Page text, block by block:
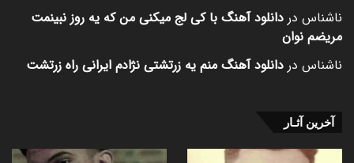
ناشناس در دانلود آهنگ با کی لج میکنی من که یه روز نبینمت
مریضم نوان
ناشناس در دانلود آهنگ منم یه زرتشتی نژادم ایرانی راه زرتشت
آخرین آثـار